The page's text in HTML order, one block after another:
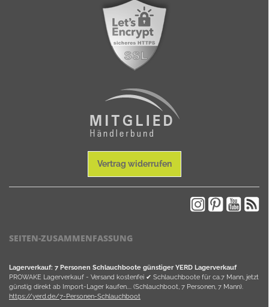
Vertrag widerrufen
SEITEN-ZUSAMMENFASSUNG
Lagerverkauf: 7 Personen Schlauchboote günstiger YERD Lagerverkauf
PROWAKE Lagerverkauf - Versand kostenfei ✔ Schlauchboote für ca.7 Mann, jetzt
günstig direkt ab Import-Lager kaufen.... (Schlauchboot, 7 Personen, 7 Mann).
https://yerd.de/7-Personen-Schlauchboot